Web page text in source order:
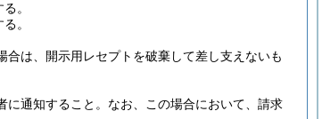
。
。
合は、開示用レセプトを破棄して差し支えないも
に通知すること。なお、この場合において、請求